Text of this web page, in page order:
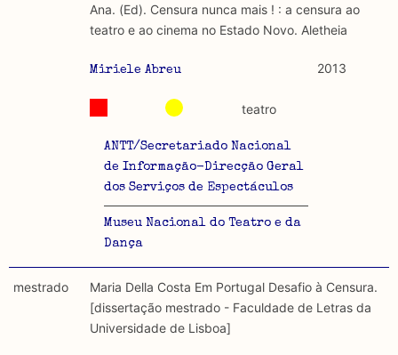
Ana. (Ed). Censura nunca mais ! : a censura ao
teatro e ao cinema no Estado Novo. Aletheia
Miriele Abreu 2013
ANTT/Secretariado Nacional
de Informação-Direcção Geral
dos Serviços de Espectáculos
Museu Nacional do Teatro e da
Dança
teatro
mestrado
Maria Della Costa Em Portugal Desafio à Censura.
[dissertação mestrado - Faculdade de Letras da
Universidade de Lisboa]